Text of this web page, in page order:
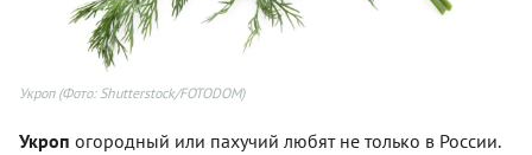
Укроп(Фото: Shutterstock/FOTODOM)
Укроп огородный или пахучий любят не только в России.